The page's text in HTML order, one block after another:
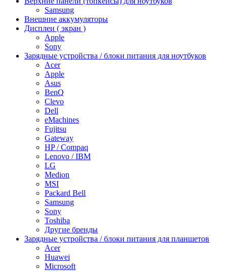
Samsung
Внешние аккумуляторы
Дисплеи ( экран )
Apple
Sony
Зарядные устройства / блоки питания для ноутбуков
Acer
Apple
Asus
BenQ
Clevo
Dell
eMachines
Fujitsu
Gateway
HP / Compaq
Lenovo / IBM
LG
Medion
MSI
Packard Bell
Samsung
Sony
Toshiba
Другие бренды
Зарядные устройства / блоки питания для планшетов
Acer
Huawei
Microsoft